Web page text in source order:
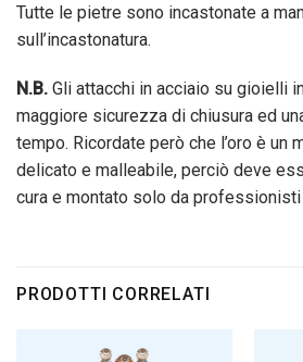
Tutte le pietre sono incastonate a
sull’incastonatura.
N.B. Gli attacchi in acciaio su gioielli
maggiore sicurezza di chiusura ed
tempo. Ricordate però che l’oro è un
delicato e malleabile, perciò deve
cura e montato solo da
PRODOTTI CORRELATI